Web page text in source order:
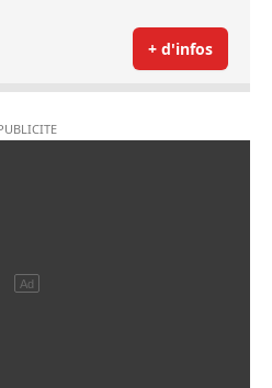
+ d'infos